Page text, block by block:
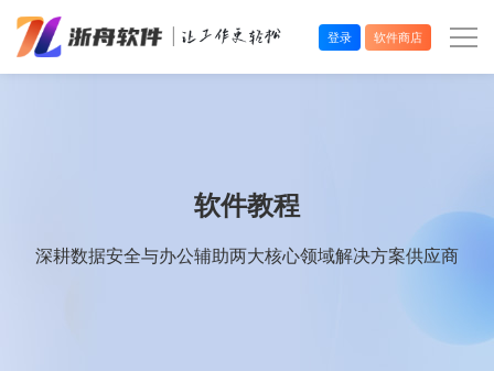
登录 软件商店
软件教程
深耕数据安全与办公辅助两大核心领域解决方案供应商